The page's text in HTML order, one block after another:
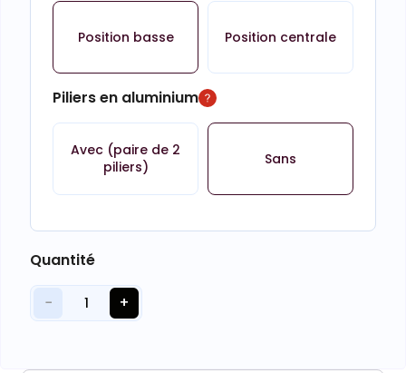
Position basse Position centrale
Piliers en aluminium
Avec (paire de 2
piliers)
Sans
Quantité
− 1 +